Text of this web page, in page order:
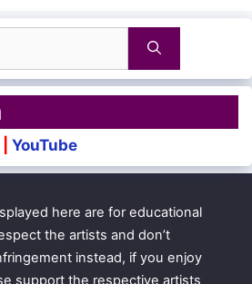
kettu
YouTube
here are for educational
the artists and don’t
instead, if you enjoy
support the respective artists